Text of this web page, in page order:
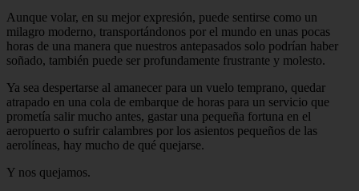
Aunque volar, en su mejor expresión, puede sentirse como un
milagro moderno, transportándonos por el mundo en unas pocas
horas de una manera que nuestros antepasados solo podrían haber
soñado, también puede ser profundamente frustrante y molesto.
Ya sea despertarse al amanecer para un vuelo temprano, quedar
atrapado en una cola de embarque de horas para un servicio que
prometía salir mucho antes, gastar una pequeña fortuna en el
aeropuerto o sufrir calambres por los asientos pequeños de las
aerolíneas, hay mucho de qué quejarse.
Y nos quejamos.